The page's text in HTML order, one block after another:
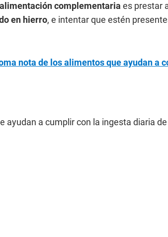
alimentación complementaria es prestar
en hierro, e intentar que estén
nota de los alimentos que ayudan a
ayudan a cumplir con la ingesta diaria